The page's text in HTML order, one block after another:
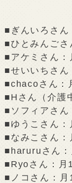
■ぎんいろさん
■ひとみんごさ
■アケミさん：
■せいいちさん
■chacoさん：
■Hさん（介護
■ソフィアさん
■ゆうこさん：
■なみこさん：
■haruruさん：
■Ryoさん：月
■ノコさん：月